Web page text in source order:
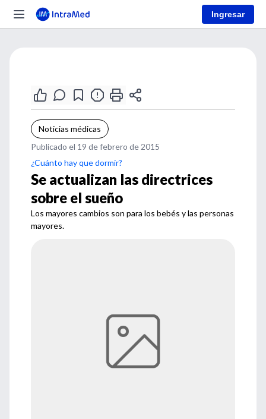
Ingresar
Noticias médicas
Publicado el 19 de febrero de 2015
¿Cuánto hay que dormir?
Se actualizan las directrices
sobre el sueño
Los mayores cambios son para los bebés y las personas
mayores.